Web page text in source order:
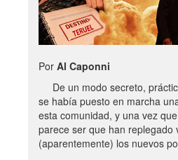
Por Al Caponni
De un modo secreto,
se había puesto en marcha
esta comunidad, y una vez
parece ser que han replegado
(aparentemente) los nuevos